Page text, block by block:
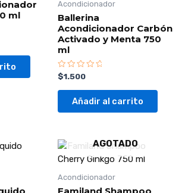
ml
Acondicionador
Ballerina
Acondicionador Carbón
Activado y Menta 750
ml
Valorado
con
0
$1.500
Añadir al carrito
AGOTADO
Acondicionador